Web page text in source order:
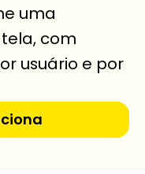
uma
com
usuário e por